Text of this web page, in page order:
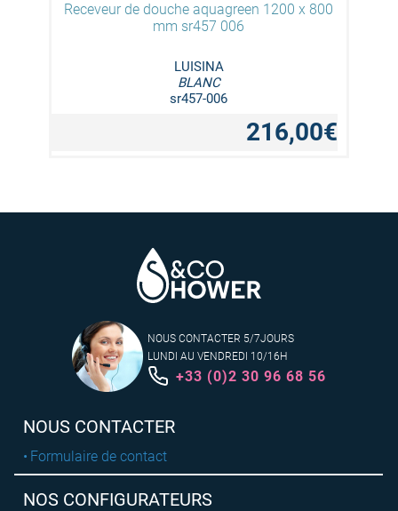
Receveur de douche aquagreen 1200 x 800
mm sr457 006
LUISINA
BLANC
sr457-006
216,00€
NOUS CONTACTER 5/7JOURS
LUNDI AU VENDREDI 10/16H
+33 (0)2 30 96 68 56
NOUS CONTACTER
Formulaire de contact
NOS CONFIGURATEURS